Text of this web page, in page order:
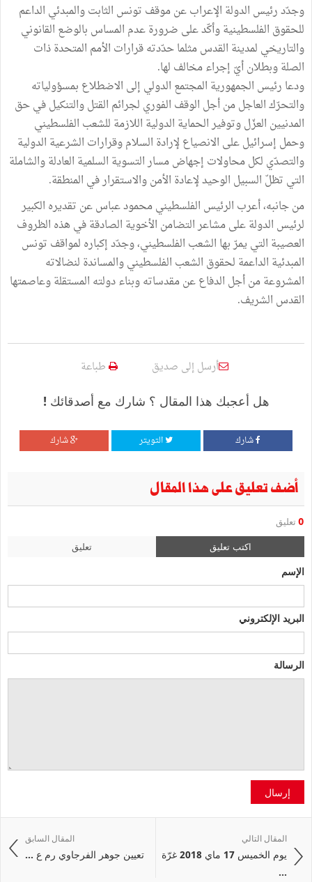
وجدّد رئيس الدولة الإعراب عن موقف تونس الثابت والمبدئي الداعم
للحقوق الفلسطينية وأكّد على ضرورة عدم المساس بالوضع القانوني
والتاريخي لمدينة القدس مثلما حدّدته قرارات الأمم المتحدة ذات
الصلة وبطلان أيّ إجراء مخالف لها.
ودعا رئيس الجمهورية المجتمع الدولي إلى الاضطلاع بمسؤولياته
والتحرّك العاجل من أجل الوقف الفوري لجرائم القتل والتنكيل في حق
المدنيين العزّل وتوفير الحماية الدولية اللازمة للشعب الفلسطيني
وحمل إسرائيل على الانصياع لإرادة السلام وقرارات الشرعية الدولية
والتصدّي لكل محاولات إجهاض مسار التسوية السلمية العادلة والشاملة
التي تظلّ السبيل الوحيد لإعادة الأمن والاستقرار في المنطقة.
من جانبه، أعرب الرئيس الفلسطيني محمود عباس عن تقديره الكبير
لرئيس الدولة على مشاعر التضامن الأخوية الصادقة في هذه الظروف
العصيبة التي يمرّ بها الشعب الفلسطيني، وجدّد إكباره لمواقف تونس
المبدئية الداعمة لحقوق الشعب الفلسطيني والمساندة لنضالاته
المشروعة من أجل الدفاع عن مقدساته وبناء دولته المستقلة وعاصمتها
القدس الشريف.
أرسل إلى صديق طباعة
هل أعجبك هذا المقال ؟ شارك مع أصدقائك !
شارك التويتر شارك
أضف تعليق على هذا المقال
0 تعليق
اكتب تعليق تعليق
الإسم
البريد الإلكتروني
الرسالة
إرسال
المقال السابق
تعيين جوهر الفرجاوي رم ع ...
المقال التالي
يوم الخميس 17 ماي 2018 غرّة
...